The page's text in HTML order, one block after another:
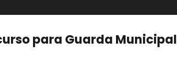
para Guarda Municipal